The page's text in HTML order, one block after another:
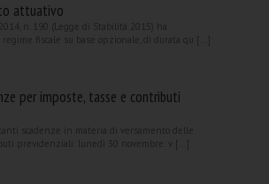
attuativo
n. 190 (Legge di Stabilità 2015) ha
fiscale su base opzionale, di durata qu [...]
per imposte, tasse e contributi
scadenze in materia di versamento delle
previdenziali: lunedì 30 novembre: v [...]